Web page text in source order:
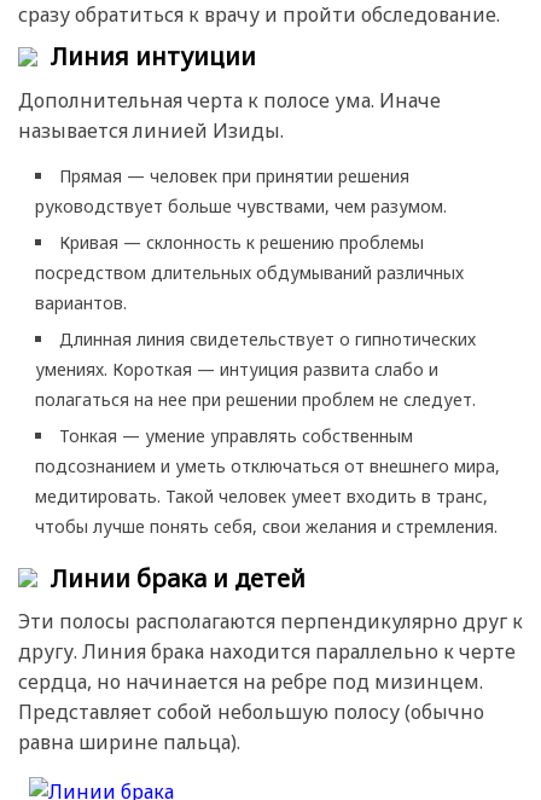
сразу обратиться к врачу и пройти обследование.
Линия интуиции
Дополнительная черта к полосе ума. Иначе
называется линией Изиды.
Прямая — человек при принятии решения
руководствует больше чувствами, чем разумом.
Кривая — склонность к решению проблемы
посредством длительных обдумываний различных
вариантов.
Длинная линия свидетельствует о гипнотических
умениях. Короткая — интуиция развита слабо и
полагаться на нее при решении проблем не следует.
Тонкая — умение управлять собственным
подсознанием и уметь отключаться от внешнего мира,
медитировать. Такой человек умеет входить в транс,
чтобы лучше понять себя, свои желания и стремления.
Линии брака и детей
Эти полосы располагаются перпендикулярно друг к
другу. Линия брака находится параллельно к черте
сердца, но начинается на ребре под мизинцем.
Представляет собой небольшую полосу (обычно
равна ширине пальца).